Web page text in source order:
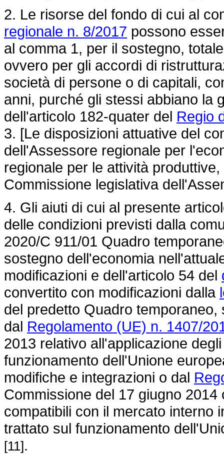
2. Le risorse del fondo di cui al
regionale n. 8/2017 possono
al comma 1, per il sostegno,
ovvero per gli accordi di
società di persone o di capitali,
anni, purché gli stessi abbiano la
dell'articolo 182-quater del Regio
3. [Le disposizioni attuative del
dell'Assessore regionale per
regionale per le attività
Commissione legislativa
4. Gli aiuti di cui al presente
delle condizioni previsti dalla
2020/C 911/01 Quadro
sostegno dell'economia
modificazioni e dell'articolo 54 del
convertito con modificazioni dalla
del predetto Quadro
dal Regolamento (UE) n. 1407/
2013 relativo all'applicazione
funzionamento dell'Unione
modifiche e integrazioni o dal
Commissione del 17 giugno
compatibili con il mercato interno
trattato sul funzionamento
[11].